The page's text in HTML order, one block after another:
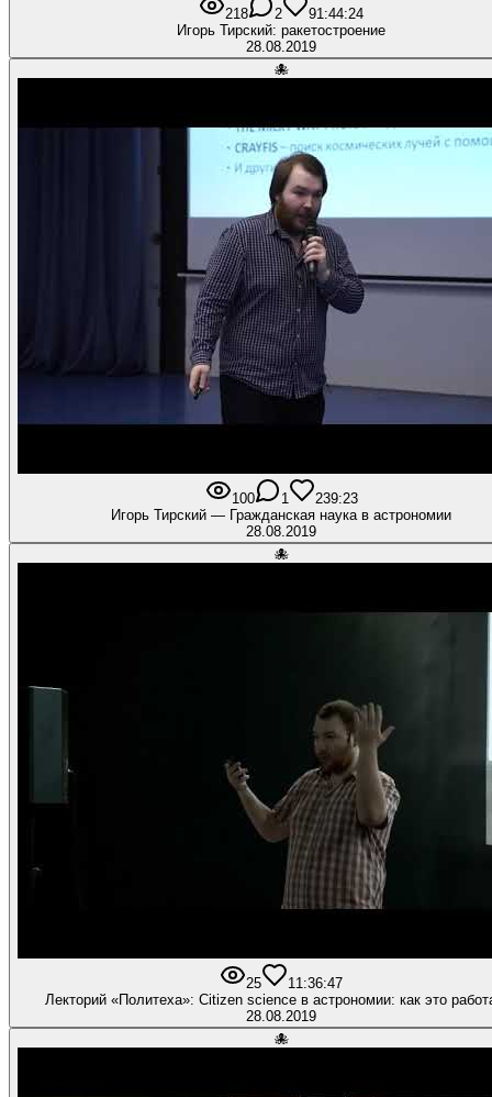
218 2 91:44:24
Игорь Тирский: ракетостроение
28.08.2019
🐙
100 1 239:23
Игорь Тирский — Гражданская наука в астрономии
28.08.2019
🐙
25 1 1:36:47
Лекторий «Политеха»: Citizen science в астрономии: как это
28.08.2019
🐙